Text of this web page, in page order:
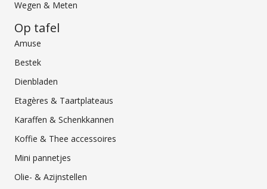
Wegen & Meten
Op tafel
Amuse
Bestek
Dienbladen
Etagères & Taartplateaus
Karaffen & Schenkkannen
Koffie & Thee accessoires
Mini pannetjes
Olie- & Azijnstellen